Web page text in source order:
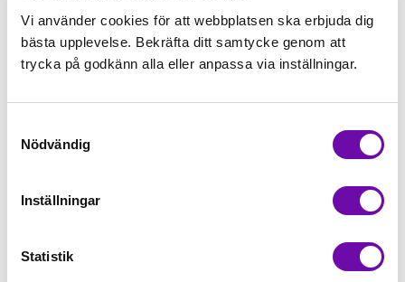
Vi använder cookies för att webbplatsen ska erbjuda dig
bästa upplevelse. Bekräfta ditt samtycke genom att
trycka på godkänn alla eller anpassa via inställningar.
Nödvändig
Inställningar
Statistik
Enfärgat matchande +49,00kr
Minsta beställning: 0.5 m